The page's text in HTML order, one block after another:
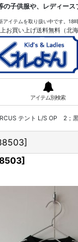
子供服や、レディース
イテムを取り扱い中です。18
お買い上げ送料無料（北
アイテム別検索
テント L/S OP 2；
]
]